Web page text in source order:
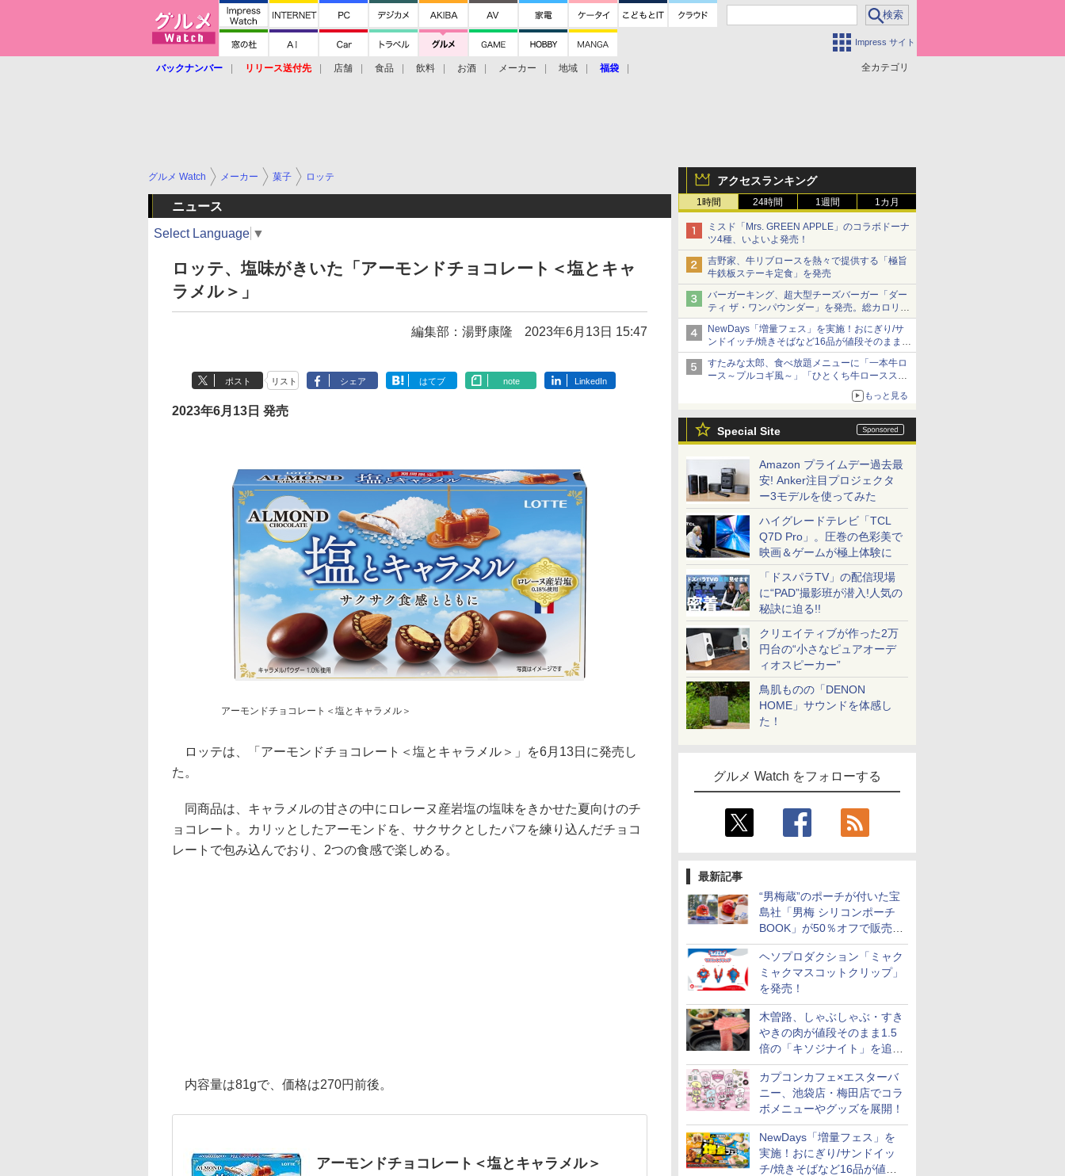
Impress サイト
全カテゴリ
バックナンバー リリース送付先 店舗 食品 飲料 お酒 メーカー 地域 福袋
アクセスランキング
1時間 24時間 1週間 1カ月
ミスド「Mrs. GREEN APPLE」のコラボドーナ
ツ4種、いよいよ発売！
吉野家、牛リブロースを熱々で提供する「極旨
牛鉄板ステーキ定食」を発売
バーガーキング、超大型チーズバーガー「ダー
ティ ザ・ワンパウンダー」を発売。総カロリー
約1656kcal、総重量約527g！
NewDays「増量フェス」を実施！おにぎり/サ
ンドイッチ/焼きそばなど16品が値段そのままで
ボリュームアップ
すたみな太郎、食べ放題メニューに「一本牛ロ
ース～プルコギ風～」「ひとくち牛ロースステ
もっと見る
Special Site
Amazon プライムデー過去最
安! Anker注目プロジェクタ
ー3モデルを使ってみた
ハイグレードテレビ「TCL
Q7D Pro」。圧巻の色彩美で
映画＆ゲームが極上体験に
「ドスパラTV」の配信現場
に“PAD”撮影班が潜入!人気の
秘訣に迫る!!
クリエイティブが作った2万
円台の“小さなピュアオーデ
ィオスピーカー”
鳥肌ものの「DENON
HOME」サウンドを体感し
た！
グルメ Watch をフォローする
最新記事
“男梅蔵”のポーチが付いた宝
島社「男梅 シリコンポーチ
BOOK」が50％オフで販売
中！
ヘソプロダクション「ミャク
ミャクマスコットクリップ」
を発売！
木曽路、しゃぶしゃぶ・すき
やきの肉が値段そのまま1.5
倍の「キソジナイト」を追加
実施！水・日曜夜限定
カプコンカフェ×エスターバ
ニー、池袋店・梅田店でコラ
ボメニューやグッズを展開！
NewDays「増量フェス」を
実施！おにぎり/サンドイッ
チ/焼きそばなど16品が値段
グルメ Watch メーカー 菓子 ロッテ
ニュース
Select Language ▼
ロッテ、塩味がきいた「アーモンドチョコレート＜塩とキャ
ラメル＞」
編集部：湯野康隆 2023年6月13日 15:47
ポスト リスト シェア はてブ note LinkedIn
2023年6月13日 発売
アーモンドチョコレート＜塩とキャラメル＞
ロッテは、「アーモンドチョコレート＜塩とキャラメル＞」を6月13日に発売し
た。
同商品は、キャラメルの甘さの中にロレーヌ産岩塩の塩味をきかせた夏向けのチ
ョコレート。カリッとしたアーモンドを、サクサクとしたパフを練り込んだチョコ
レートで包み込んでおり、2つの食感で楽しめる。
内容量は81gで、価格は270円前後。
アーモンドチョコレート＜塩とキャラメル＞